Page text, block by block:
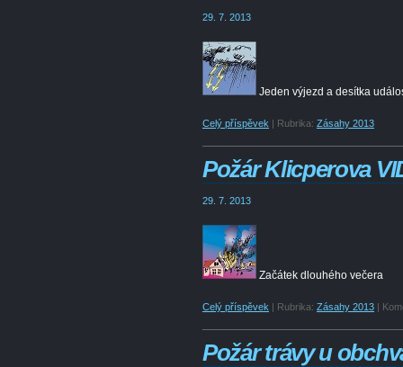
29. 7. 2013
Jeden výjezd a desítka
Celý příspěvek | Rubrika: Zásahy 2013
Požár Klicperova
29. 7. 2013
Začátek dlouhého večera
Celý příspěvek | Rubrika: Zásahy 2013 |
Požár trávy u